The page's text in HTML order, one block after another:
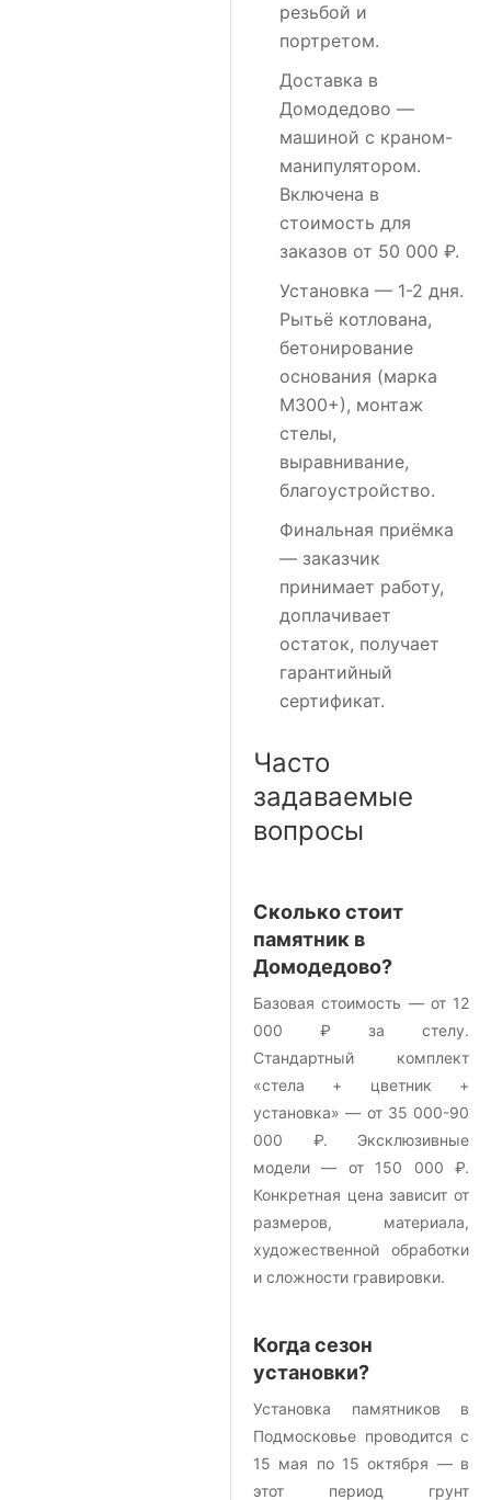
резьбой и
портретом.
Доставка в
Домодедово —
машиной с краном-
манипулятором.
Включена в
стоимость для
заказов от 50 000 ₽.
Установка — 1-2 дня.
Рытьё котлована,
бетонирование
основания (марка
М300+), монтаж
стелы,
выравнивание,
благоустройство.
Финальная приёмка
— заказчик
принимает работу,
доплачивает
остаток, получает
гарантийный
сертификат.
Часто
задаваемые
вопросы
Сколько стоит
памятник в
Домодедово?
Базовая стоимость — от 12
000 ₽ за стелу.
Стандартный комплект
«стела + цветник +
установка» — от 35 000-90
000 ₽. Эксклюзивные
модели — от 150 000 ₽.
Конкретная цена зависит от
размеров, материала,
художественной обработки
и сложности гравировки.
Когда сезон
установки?
Установка памятников в
Подмосковье проводится с
15 мая по 15 октября — в
этот период грунт